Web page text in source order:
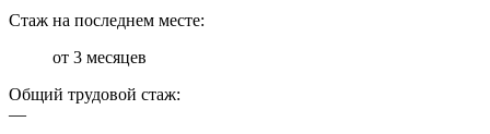
Стаж на последнем месте:
от 3 месяцев
Общий трудовой стаж:
—